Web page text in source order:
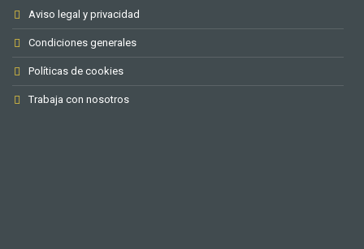
Aviso legal y privacidad
Condiciones generales
Políticas de cookies
Trabaja con nosotros